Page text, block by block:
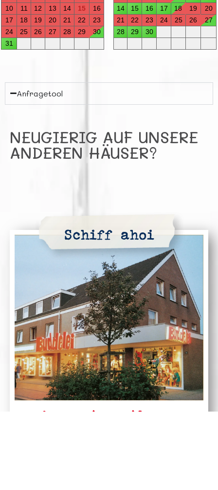
Anfragetool
NEUGIERIG AUF UNSERE
ANDEREN HÄUSER?
Schiff ahoi
Appartmenthaus